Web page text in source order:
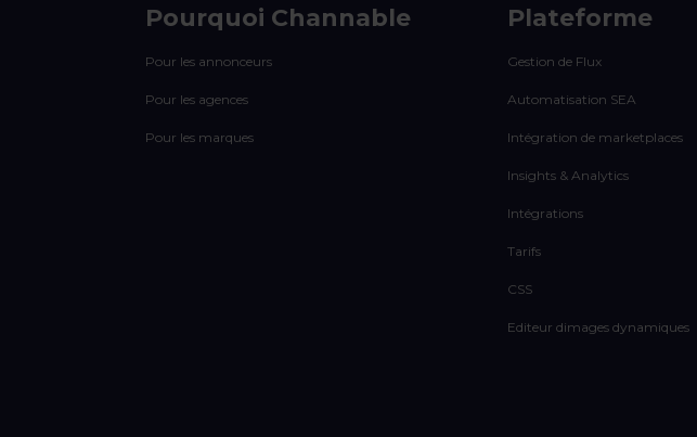
Pourquoi Channable
Pour les annonceurs
Pour les agences
Pour les marques
Plateforme
Gestion de Flux
Automatisation SEA
Intégration de marketplaces
Insights & Analytics
Intégrations
Tarifs
CSS
Editeur dimages dynamiques